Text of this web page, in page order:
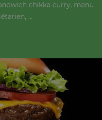
chikka curry, menu
...